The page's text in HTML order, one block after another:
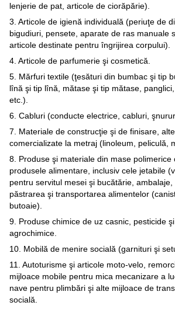
lenjerie de pat, articole de ciorăpărie).
3. Articole de igienă individuală (periuţe de
bigudiuri, pensete, aparate de ras manuale
articole destinate pentru îngrijirea corpului).
4. Articole de parfumerie şi cosmetică.
5. Mărfuri textile (ţesături din bumbac şi tip
lînă şi tip lînă, mătase şi tip mătase,
etc.).
6. Cabluri (conducte electrice, cabluri,
7. Materiale de construcţie şi de finisare,
comercializate la metraj (linoleum, peliculă,
8. Produse şi materiale din mase polimerice
produsele alimentare, inclusiv cele jetabile
pentru servitul mesei şi bucătărie,
păstrarea şi transportarea alimentelor
butoaie).
9. Produse chimice de uz casnic, pesticide
agrochimice.
10. Mobilă de menire socială (garnituri şi
11. Autoturisme şi articole moto-velo,
mijloace mobile pentru mica mecanizare a
nave pentru plimbări şi alte mijloace de
socială.